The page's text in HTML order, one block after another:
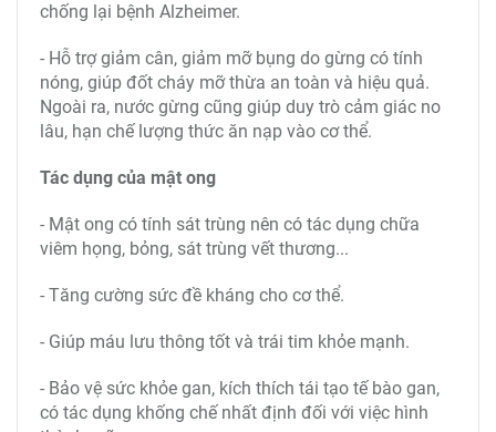
chống lại bệnh Alzheimer.
- Hỗ trợ giảm cân, giảm mỡ bụng do gừng có tính
nóng, giúp đốt cháy mỡ thừa an toàn và hiệu quả.
Ngoài ra, nước gừng cũng giúp duy trò cảm giác no
lâu, hạn chế lượng thức ăn nạp vào cơ thể.
Tác dụng của mật ong
- Mật ong có tính sát trùng nên có tác dụng chữa
viêm họng, bỏng, sát trùng vết thương...
- Tăng cường sức đề kháng cho cơ thể.
- Giúp máu lưu thông tốt và trái tim khỏe mạnh.
- Bảo vệ sức khỏe gan, kích thích tái tạo tế bào gan,
có tác dụng khống chế nhất định đối với việc hình